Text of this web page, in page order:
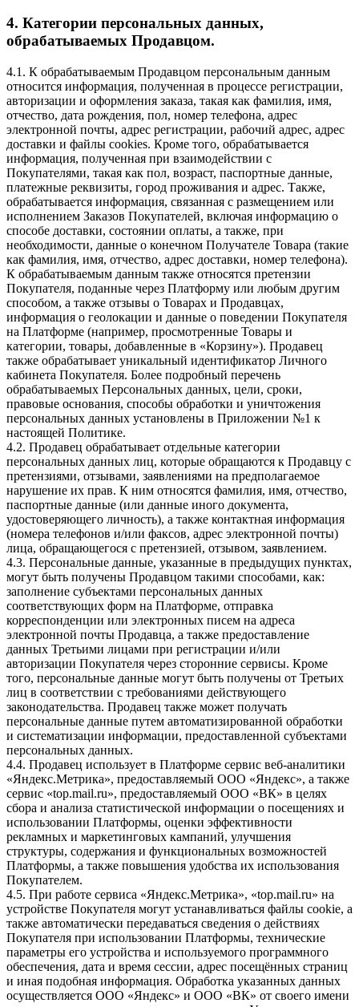
4. Категории персональных данных,
обрабатываемых Продавцом.
4.1. К обрабатываемым Продавцом персональным данным
относится информация, полученная в процессе регистрации,
авторизации и оформления заказа, такая как фамилия, имя,
отчество, дата рождения, пол, номер телефона, адрес
электронной почты, адрес регистрации, рабочий адрес, адрес
доставки и файлы cookies. Кроме того, обрабатывается
информация, полученная при взаимодействии с
Покупателями, такая как пол, возраст, паспортные данные,
платежные реквизиты, город проживания и адрес. Также,
обрабатывается информация, связанная с размещением или
исполнением Заказов Покупателей, включая информацию о
способе доставки, состоянии оплаты, а также, при
необходимости, данные о конечном Получателе Товара (такие
как фамилия, имя, отчество, адрес доставки, номер телефона).
К обрабатываемым данным также относятся претензии
Покупателя, поданные через Платформу или любым другим
способом, а также отзывы о Товарах и Продавцах,
информация о геолокации и данные о поведении Покупателя
на Платформе (например, просмотренные Товары и
категории, товары, добавленные в «Корзину»). Продавец
также обрабатывает уникальный идентификатор Личного
кабинета Покупателя. Более подробный перечень
обрабатываемых Персональных данных, цели, сроки,
правовые основания, способы обработки и уничтожения
персональных данных установлены в Приложении №1 к
настоящей Политике.
4.2. Продавец обрабатывает отдельные категории
персональных данных лиц, которые обращаются к Продавцу с
претензиями, отзывами, заявлениями на предполагаемое
нарушение их прав. К ним относятся фамилия, имя, отчество,
паспортные данные (или данные иного документа,
удостоверяющего личность), а также контактная информация
(номера телефонов и/или факсов, адрес электронной почты)
лица, обращающегося с претензией, отзывом, заявлением.
4.3. Персональные данные, указанные в предыдущих пунктах,
могут быть получены Продавцом такими способами, как:
заполнение субъектами персональных данных
соответствующих форм на Платформе, отправка
корреспонденции или электронных писем на адреса
электронной почты Продавца, а также предоставление
данных Третьими лицами при регистрации и/или
авторизации Покупателя через сторонние сервисы. Кроме
того, персональные данные могут быть получены от Третьих
лиц в соответствии с требованиями действующего
законодательства. Продавец также может получать
персональные данные путем автоматизированной обработки
и систематизации информации, предоставленной субъектами
персональных данных.
4.4. Продавец использует в Платформе сервис веб-аналитики
«Яндекс.Метрика», предоставляемый ООО «Яндекс», а также
сервис «top.mail.ru», предоставляемый ООО «ВК» в целях
сбора и анализа статистической информации о посещениях и
использовании Платформы, оценки эффективности
рекламных и маркетинговых кампаний, улучшения
структуры, содержания и функциональных возможностей
Платформы, а также повышения удобства их использования
Покупателем.
4.5. При работе сервиса «Яндекс.Метрика», «top.mail.ru» на
устройстве Покупателя могут устанавливаться файлы cookie, а
также автоматически передаваться сведения о действиях
Покупателя при использовании Платформы, технические
параметры его устройства и используемого программного
обеспечения, дата и время сессии, адрес посещённых страниц
и иная подобная информация. Обработка указанных данных
осуществляется ООО «Яндекс» и ООО «ВК» от своего имени